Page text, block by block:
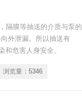
隔膜等抽送的介质与泵的
外泄漏。所以抽送有
和危害人身安全。
浏览量： 5346